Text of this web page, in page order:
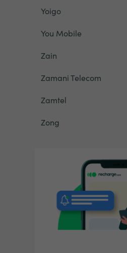
Yoigo
You Mobile
Zain
Zamani Telecom
Zamtel
Zong